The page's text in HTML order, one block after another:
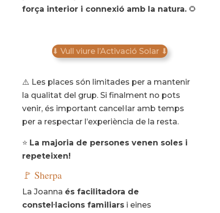
força interior i connexió amb la natura.🌻
⬇ Vull viure l’Activació Solar ⬇
⚠️ Les places són limitades per a mantenir
la qualitat del grup. Si finalment no pots
venir, és important cancel·lar amb temps
per a respectar l’experiència de la resta.
⭐ La majoria de persones venen soles i
repeteixen!
🚩 Sherpa
La Joanna és facilitadora de
constel·lacions familiarsi eines